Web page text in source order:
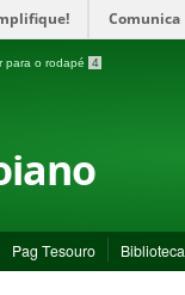
Comunica
para o rodapé 4
Pag Tesouro Biblioteca